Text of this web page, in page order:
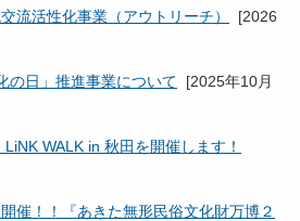
流活性化事業（アウトリーチ） [2026
の日」推進事業について [2025年10月
LiNK WALK in 秋田を開催します！
催！！『あきた無形民俗文化財万博２